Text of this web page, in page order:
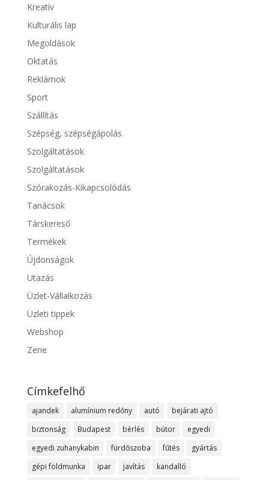
Kreatív
Kulturális lap
Megoldások
Oktatás
Reklámok
Sport
Szállítás
Szépség, szépségápolás
Szolgáltatások
Szolgáltatások
Szórakozás-Kikapcsolódás
Tanácsok
Társkereső
Termékek
Újdonságok
Utazás
Üzlet-Vállalkozás
Üzleti tippek
Webshop
Zene
Címkefelhő
ajandek alumínium redőny autó
bejárati ajtó
biztonság
Budapest bérlés bútor
egyedi
egyedi zuhanykabin
fürdőszoba fűtés
gyártás
gépi földmunka
ipar javítás
kandalló